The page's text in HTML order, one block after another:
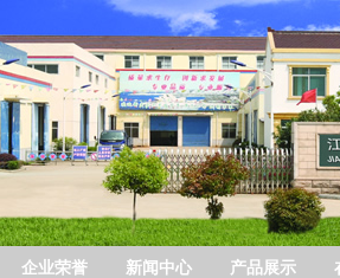
企业荣誉 新闻中心 产品展示